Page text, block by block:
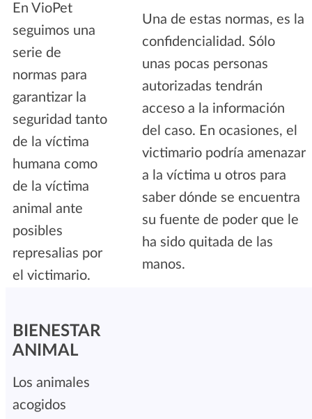
En VioPet
seguimos una
serie de
normas para
garantizar la
seguridad tanto
de la víctima
humana como
de la víctima
animal ante
posibles
represalias por
el victimario.
Una de estas normas, es la
confidencialidad. Sólo
unas pocas personas
autorizadas tendrán
acceso a la información
del caso. En ocasiones, el
victimario podría amenazar
a la víctima u otros para
saber dónde se encuentra
su fuente de poder que le
ha sido quitada de las
manos.
BIENESTAR
ANIMAL
Los animales
acogidos